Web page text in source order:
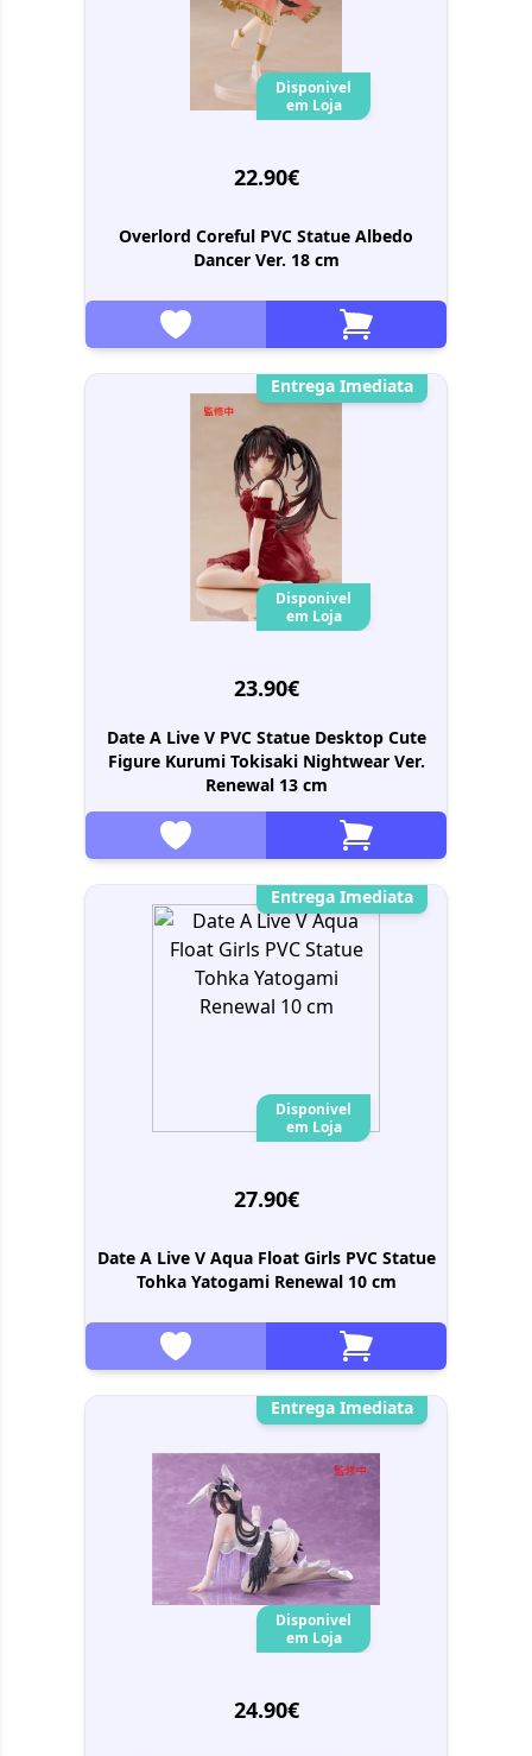
Disponivel
em Loja
22.90€
Overlord Coreful PVC Statue Albedo
Dancer Ver. 18 cm
Entrega Imediata
Disponivel
em Loja
23.90€
Date A Live V PVC Statue Desktop Cute
Figure Kurumi Tokisaki Nightwear Ver.
Renewal 13 cm
Entrega Imediata
Disponivel
em Loja
27.90€
Date A Live V Aqua Float Girls PVC Statue
Tohka Yatogami Renewal 10 cm
Entrega Imediata
Disponivel
em Loja
24.90€